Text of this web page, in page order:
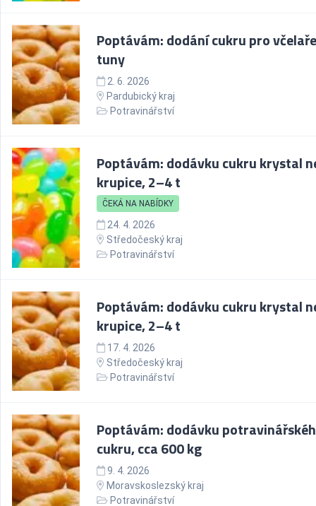
Poptávám: dodání cukru pro
tuny
2. 6. 2026
Pardubický kraj
Potravinářství
Poptávám: dodávku cukru krystal
krupice, 2–4 t
ČEKÁ NA NABÍDKY
24. 4. 2026
Středočeský kraj
Potravinářství
Poptávám: dodávku cukru krystal
krupice, 2–4 t
17. 4. 2026
Středočeský kraj
Potravinářství
Poptávám: dodávku
cukru, cca 600 kg
9. 4. 2026
Moravskoslezský kraj
Potravinářství